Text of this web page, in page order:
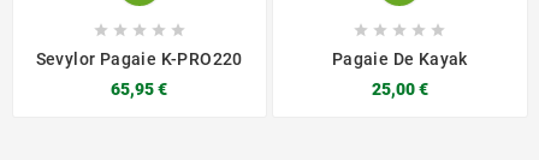
    
Sevylor Pagaie K-PRO220
65,95 €
    
Pagaie De Kayak
25,00 €